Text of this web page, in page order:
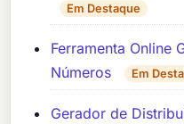
Em Destaque
Ferramenta Online
Números
Em
Gerador de